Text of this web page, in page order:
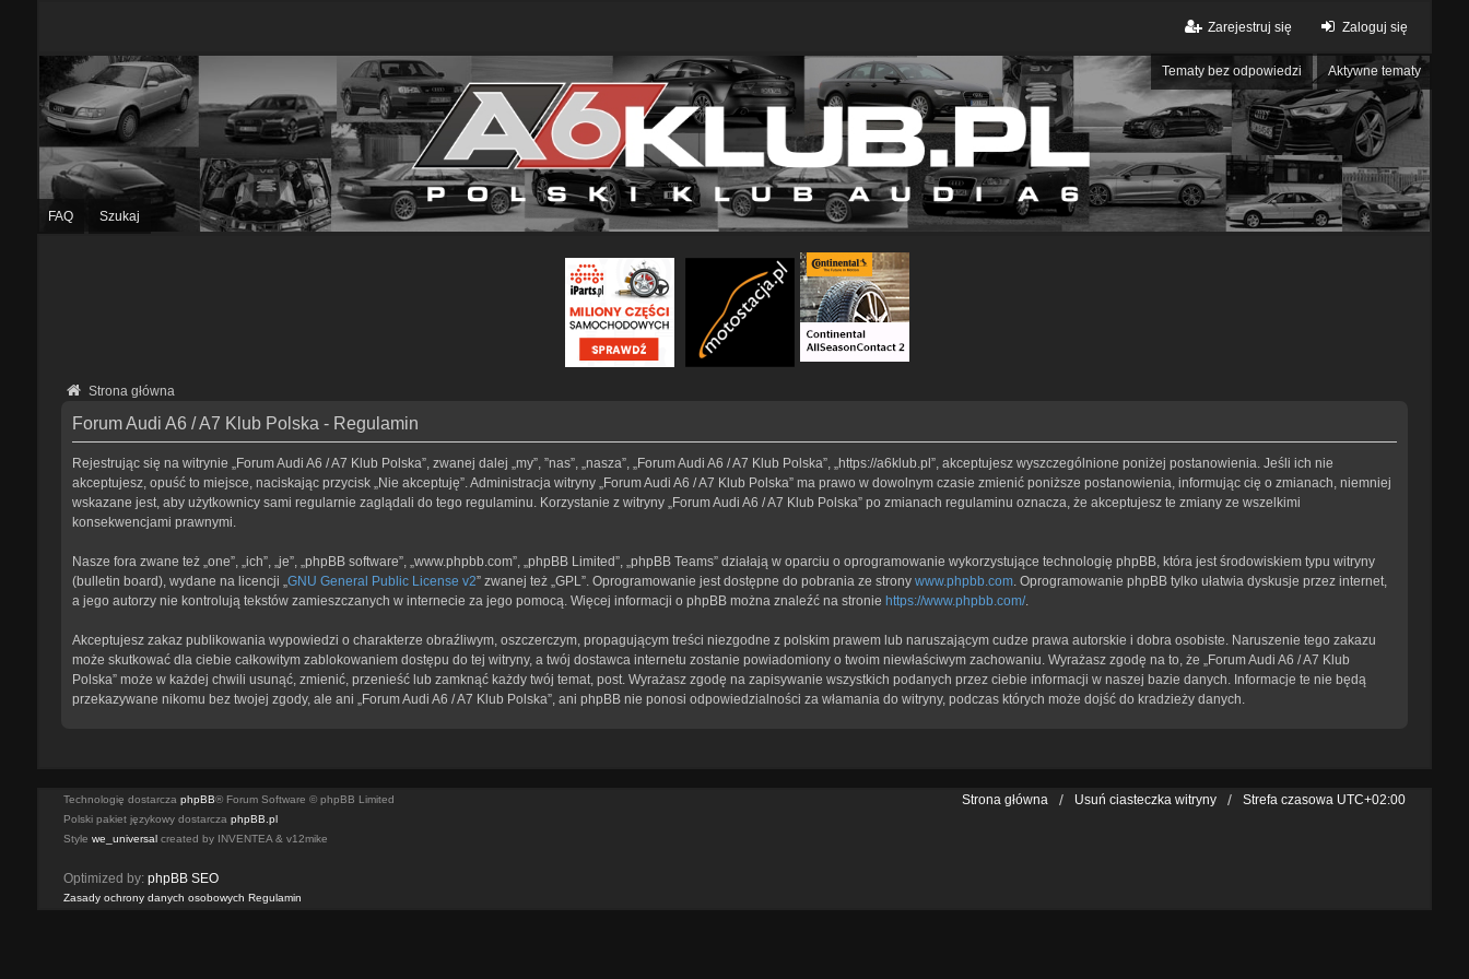
Zaloguj się
Zarejestruj się
Tematy bez odpowiedzi Aktywne tematy
FAQ Szukaj
Strona główna
Forum Audi A6 / A7 Klub Polska - Regulamin
Rejestrując się na witrynie „Forum Audi A6 / A7 Klub Polska”, zwanej dalej „my”, ”nas”, „nasza”, „Forum Audi A6 / A7 Klub Polska”, „https://a6klub.pl”, akceptujesz wyszczególnione poniżej postanowienia. Jeśli ich nie
akceptujesz, opuść to miejsce, naciskając przycisk „Nie akceptuję”. Administracja witryny „Forum Audi A6 / A7 Klub Polska” ma prawo w dowolnym czasie zmienić poniższe postanowienia, informując cię o zmianach, niemniej
wskazane jest, aby użytkownicy sami regularnie zaglądali do tego regulaminu. Korzystanie z witryny „Forum Audi A6 / A7 Klub Polska” po zmianach regulaminu oznacza, że akceptujesz te zmiany ze wszelkimi
konsekwencjami prawnymi.
Nasze fora zwane też „one”, „ich”, „je”, „phpBB software”, „www.phpbb.com”, „phpBB Limited”, „phpBB Teams” działają w oparciu o oprogramowanie wykorzystujące technologię phpBB, która jest środowiskiem typu witryny
(bulletin board), wydane na licencji „GNU General Public License v2” zwanej też „GPL”. Oprogramowanie jest dostępne do pobrania ze strony www.phpbb.com. Oprogramowanie phpBB tylko ułatwia dyskusje przez internet,
a jego autorzy nie kontrolują tekstów zamieszczanych w internecie za jego pomocą. Więcej informacji o phpBB można znaleźć na stronie https://www.phpbb.com/.
Akceptujesz zakaz publikowania wypowiedzi o charakterze obraźliwym, oszczerczym, propagującym treści niezgodne z polskim prawem lub naruszającym cudze prawa autorskie i dobra osobiste. Naruszenie tego zakazu
może skutkować dla ciebie całkowitym zablokowaniem dostępu do tej witryny, a twój dostawca internetu zostanie powiadomiony o twoim niewłaściwym zachowaniu. Wyrażasz zgodę na to, że „Forum Audi A6 / A7 Klub
Polska” może w każdej chwili usunąć, zmienić, przenieść lub zamknąć każdy twój temat, post. Wyrażasz zgodę na zapisywanie wszystkich podanych przez ciebie informacji w naszej bazie danych. Informacje te nie będą
przekazywane nikomu bez twojej zgody, ale ani „Forum Audi A6 / A7 Klub Polska”, ani phpBB nie ponosi odpowiedzialności za włamania do witryny, podczas których może dojść do kradzieży danych.
Strona główna Usuń ciasteczka witryny Strefa czasowa UTC+02:00
Technologię dostarcza phpBB® Forum Software © phpBB Limited
Polski pakiet językowy dostarcza phpBB.pl
Style we_universalcreated by INVENTEA & v12mike
Optimized by: phpBB SEO
Zasady ochrony danych osobowych Regulamin